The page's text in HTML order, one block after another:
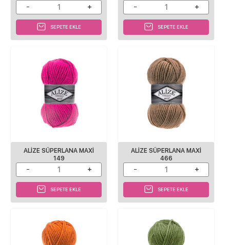
SEPETE EKLE SEPETE EKLE
ALIZE SÜPERLANA MAXI
149
SEPETE EKLE
ALIZE SÜPERLANA MAXI
466
SEPETE EKLE